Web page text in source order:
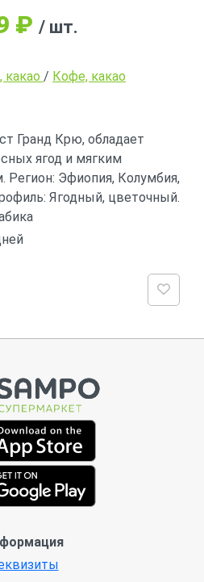
₽ / шт.
какао / Кофе, какао
Гранд Крю, обладает
ягод и мягким
Эфиопия, Колумбия,
Ягодный, цветочный.